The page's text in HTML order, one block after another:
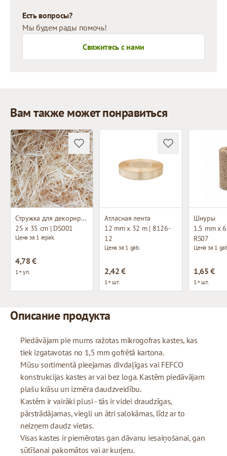
Есть вопросы?
Мы будем рады помочь!
Свяжитесь с нами
Вам также может понравиться
Стружка для декорирования
25 x 35 cm | DS001
Цена за 1 iepak.
4,78 €
1+ уп.
Атласная лента
12 mm x 32 m | 8126-
12
Цена за 1 gab.
2,42 €
1+ шт.
Шнуры
1.5 mm x
RS07
Цена за 1
1,65 €
1+ шт.
Описание продукта
Piedāvājam pie mums ražotas mikrogofras kastes, kas
tiek izgatavotas no 1,5 mm gofrētā kartona.
Mūsu sortimentā pieejamas divdaļīgas vai FEFCO
konstrukcijas kastes ar vai bez loga. Kastēm piedāvājam
plašu krāsu un izmēra daudzveidību.
Kastēm ir vairāki plusi - tās ir videi draudzīgas,
pārstrādājamas, viegli un ātri salokāmas, līdz ar to
neizņem daudz vietas.
Visas kastes ir piemērotas gan dāvanu iesaiņošanai, gan
sūtīšanai pakomātos vai ar kurjeru.